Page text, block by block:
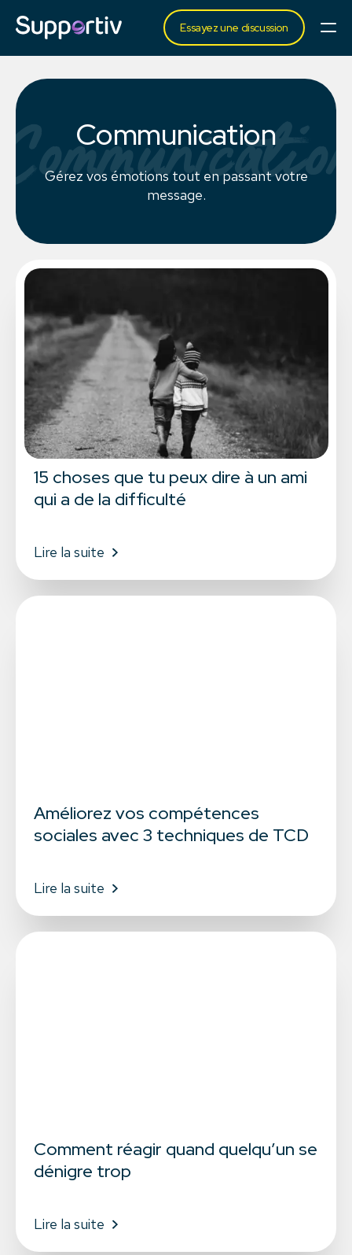
Essayez une discussion
Communication
Gérez vos émotions tout en passant votre
message.
15 choses que tu peux dire à un ami
qui a de la difficulté
Lire la suite
Améliorez vos compétences
sociales avec 3 techniques de TCD
Lire la suite
Comment réagir quand quelqu’un se
dénigre trop
Lire la suite